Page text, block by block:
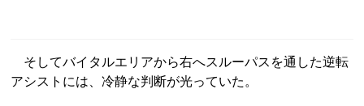
そしてバイタルエリアから右へスルーパスを通した逆転
アシストには、冷静な判断が光っていた。